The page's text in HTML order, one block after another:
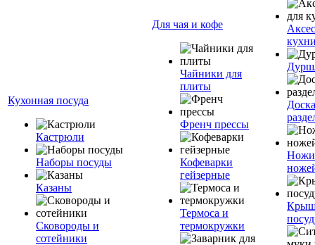
Кухонная посуда
Кастрюли
Наборы посуды
Казаны
Сковороды и
сотейники
Для чая и кофе
Чайники для
плиты
Френч прессы
Кофеварки
гейзерные
Термоса и
термокружки
Доска